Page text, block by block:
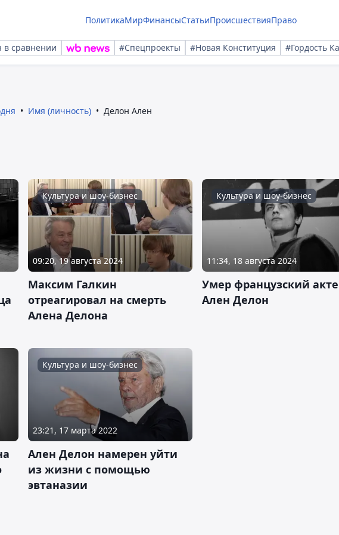
ПолитикаМирФинансыСтатьиПроисшествияПраво
в сравнении #Спецпроекты #Новая Конституция #Гордость
Имя (личность) Делон Ален
Культура и шоу-бизнес
09:20, 19 августа 2024
Максим Галкин
отреагировал на смерть
Алена Делона
Культура и шоу-бизнес
11:34, 18 августа 2024
Умер французский
Ален Делон
Культура и шоу-бизнес
23:21, 17 марта 2022
Ален Делон намерен уйти
из жизни с помощью
эвтаназии